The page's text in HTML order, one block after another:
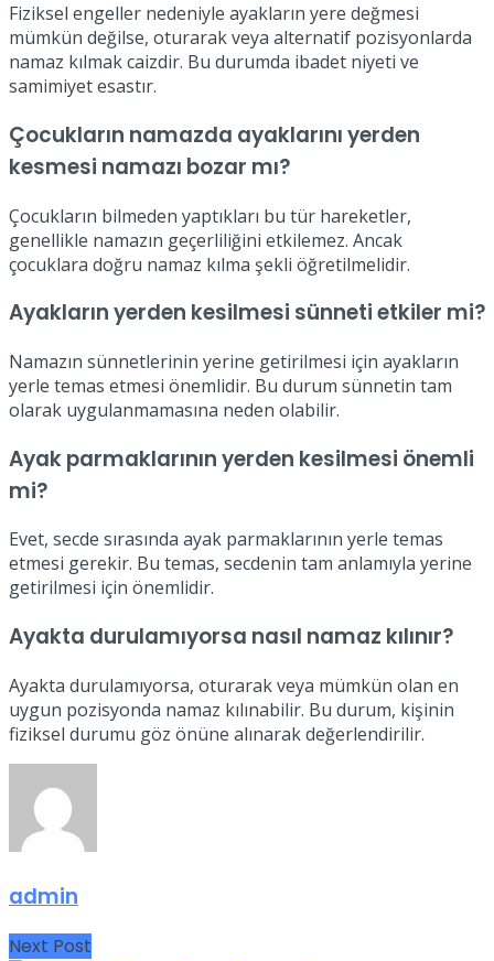
Fiziksel engeller nedeniyle ayakların yere değmesi
mümkün değilse, oturarak veya alternatif pozisyonlarda
namaz kılmak caizdir. Bu durumda ibadet niyeti ve
samimiyet esastır.
Çocukların namazda ayaklarını yerden
kesmesi namazı bozar mı?
Çocukların bilmeden yaptıkları bu tür hareketler,
genellikle namazın geçerliliğini etkilemez. Ancak
çocuklara doğru namaz kılma şekli öğretilmelidir.
Ayakların yerden kesilmesi sünneti etkiler mi?
Namazın sünnetlerinin yerine getirilmesi için ayakların
yerle temas etmesi önemlidir. Bu durum sünnetin tam
olarak uygulanmamasına neden olabilir.
Ayak parmaklarının yerden kesilmesi önemli
mi?
Evet, secde sırasında ayak parmaklarının yerle temas
etmesi gerekir. Bu temas, secdenin tam anlamıyla yerine
getirilmesi için önemlidir.
Ayakta durulamıyorsa nasıl namaz kılınır?
Ayakta durulamıyorsa, oturarak veya mümkün olan en
uygun pozisyonda namaz kılınabilir. Bu durum, kişinin
fiziksel durumu göz önüne alınarak değerlendirilir.
admin
Next Post